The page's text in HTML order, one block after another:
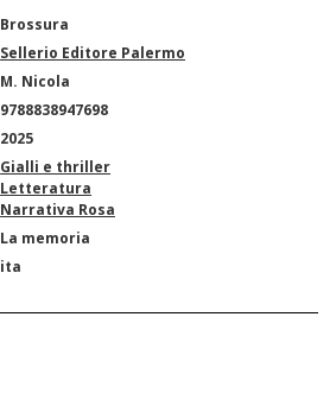
Brossura
Sellerio Editore Palermo
M. Nicola
9788838947698
2025
Gialli e thriller
Letteratura
Narrativa Rosa
La memoria
ita